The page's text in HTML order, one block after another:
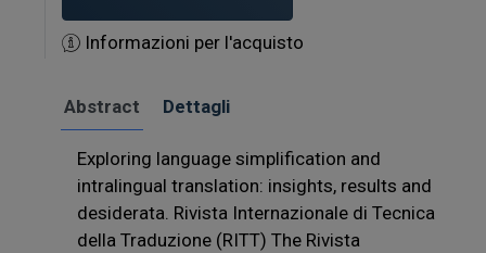
Informazioni per l'acquisto
Abstract Dettagli
Exploring language simplification and
intralingual translation: insights, results and
desiderata. Rivista Internazionale di Tecnica
della Traduzione (RITT) The Rivista